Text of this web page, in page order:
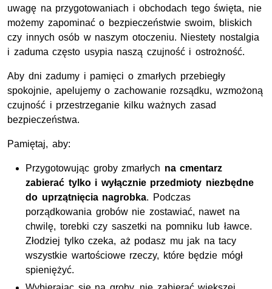
uwagę na przygotowaniach i obchodach tego święta, nie
możemy zapominać o bezpieczeństwie swoim, bliskich
czy innych osób w naszym otoczeniu. Niestety nostalgia
i zaduma często usypia naszą czujność i ostrożność.
Aby dni zadumy i pamięci o zmarłych przebiegły
spokojnie, apelujemy o zachowanie rozsądku, wzmożoną
czujność i przestrzeganie kilku ważnych zasad
bezpieczeństwa.
Pamiętaj, aby:
Przygotowując groby zmarłych na cmentarz
zabierać tylko i wyłącznie przedmioty niezbędne
do uprzątnięcia nagrobka. Podczas
porządkowania grobów nie zostawiać, nawet na
chwilę, torebki czy saszetki na pomniku lub ławce.
Złodziej tylko czeka, aż podasz mu jak na tacy
wszystkie wartościowe rzeczy, które będzie mógł
spieniężyć.